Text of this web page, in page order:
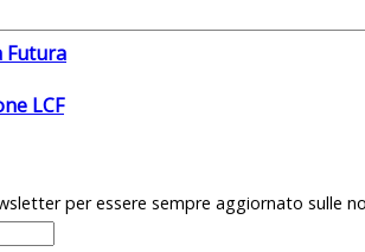
Futura
LCF
per essere sempre aggiornato sulle